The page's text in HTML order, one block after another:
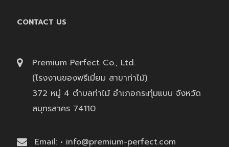
CONTACT US
Premium Perfect Co., Ltd.
(โรงงานของพรีเมี่ยม สาขาท่าไม้)
372 หมู่ 4 ตำบลท่าไม้ อำเภอกระทุ่มแบน จังหวัด
สมุทรสาคร 74110
Email: • info@premium-perfect.com